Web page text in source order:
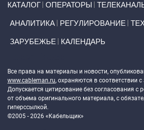
КАТАЛОГ ОПЕРАТОРЫ
АНАЛИТИКА РЕГУЛИРОВАНИЕ
ЗАРУБЕЖЬЕ КАЛЕНДАРЬ
Все права на материалы и новости,
www.cableman.ru, охраняются в соответствии
Допускается цитирование без согласования с
от объема оригинального материала, с
гиперссылкой.
©2005 - 2026 «Кабельщик»